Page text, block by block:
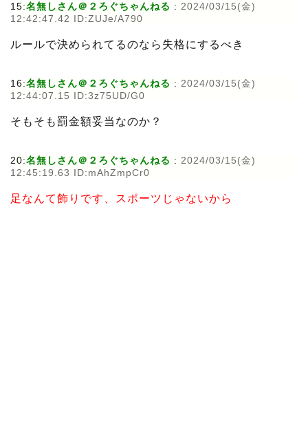
15:名無しさん＠２ろぐちゃんねる : 2024/03/15(金)
12:42:47.42 ID:ZUJe/A790
ルールで決められてるのなら失格にするべき
16:名無しさん＠２ろぐちゃんねる : 2024/03/15(金)
12:44:07.15 ID:3z75UD/G0
そもそも罰金額妥当なのか？
20:名無しさん＠２ろぐちゃんねる : 2024/03/15(金)
12:45:19.63 ID:mAhZmpCr0
足なんて飾りです、スポーツじゃないから